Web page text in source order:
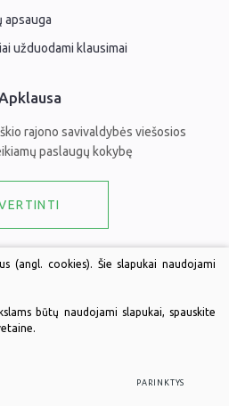
apsauga
užduodami klausimai
rajono savivaldybės viešosios
paslaugų kokybę
(angl. cookies). Šie slapukai naudojami
būtų naudojami slapukai, spauskite
PARINKTYS